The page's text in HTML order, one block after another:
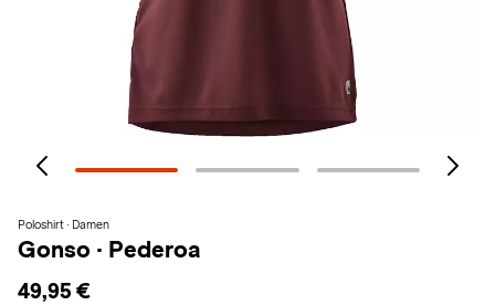
Poloshirt · Damen
Gonso · Pederoa
49,95 €